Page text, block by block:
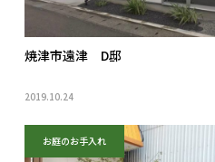
焼津市遠津 D邸
2019.10.24
お庭のお手入れ